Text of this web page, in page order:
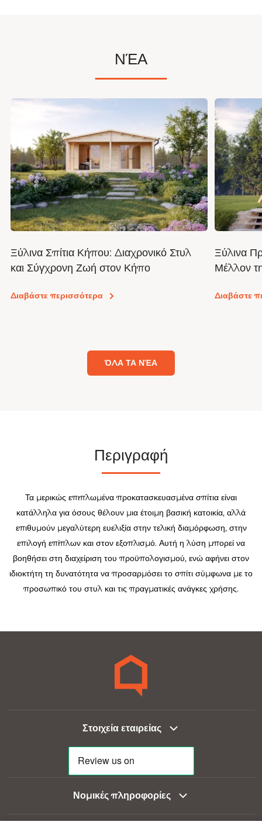
ΝΈΑ
ΌΛΑ ΤΑ ΝΈΑ
Ξύλινα Σπίτια Κήπου: Διαχρονικό Στυλ
και Σύγχρονη Ζωή στον Κήπο
Διαβάστε περισσότερα
Ξύλινα
Μέλλον
Διαβάστε
Περιγραφή
Τα μερικώς επιπλωμένα προκατασκευασμένα σπίτια είναι
κατάλληλα για όσους θέλουν μια έτοιμη βασική κατοικία, αλλά
επιθυμούν μεγαλύτερη ευελιξία στην τελική διαμόρφωση, στην
επιλογή επίπλων και στον εξοπλισμό. Αυτή η λύση μπορεί να
βοηθήσει στη διαχείριση του προϋπολογισμού, ενώ αφήνει στον
ιδιοκτήτη τη δυνατότητα να προσαρμόσει το σπίτι σύμφωνα με το
προσωπικό του στυλ και τις πραγματικές ανάγκες χρήσης.
Στοιχεία εταιρείας
Νομικές πληροφορίες